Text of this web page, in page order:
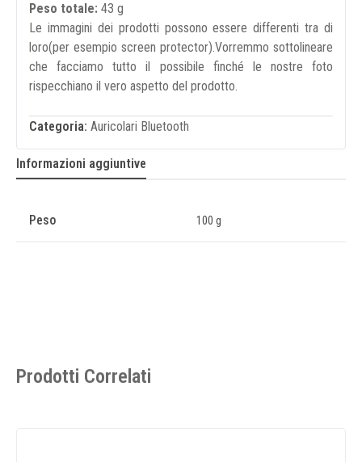
Peso totale: 43 g
Le immagini dei prodotti possono essere differenti tra di
loro(per esempio screen protector).Vorremmo sottolineare
che facciamo tutto il possibile finché le nostre foto
rispecchiano il vero aspetto del prodotto.
Categoria: Auricolari Bluetooth
Informazioni aggiuntive
Peso 100 g
Prodotti Correlati